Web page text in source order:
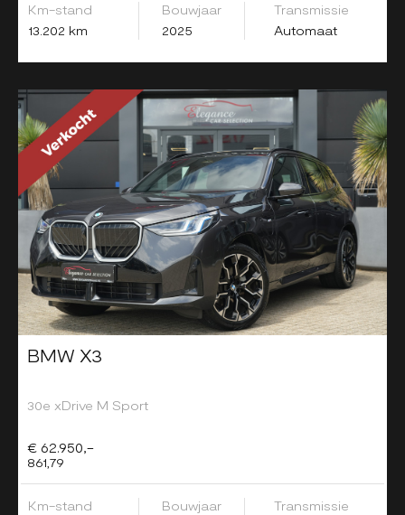
Km-stand
13.202 km
Bouwjaar
2025
Transmissie
Automaat
BMW X3
30e xDrive M Sport
€ 62.950,-
861,79
Km-stand
Bouwjaar
Transmissie